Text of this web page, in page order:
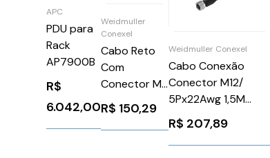
APC
PDU para
Rack
AP7900B
R$
6.042,00
Weidmuller
Conexel
Cabo Reto
Com
Conector M8
500Mm
Weidmuller
Conexel
1078720000
R$ 150,29
Weidmuller Conexel
Cabo Conexão
Conector M12/
5Px22Awg 1,5M
Tetrapolar
SAILM12GM12G41.5U
Weidmuller Conexel
R$ 207,89